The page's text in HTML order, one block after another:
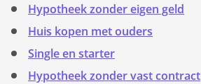
Hypotheek zonder eigen geld
Huis kopen met ouders
Single en starter
Hypotheek zonder vast contract